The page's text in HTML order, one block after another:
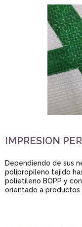
IMPRESION
Dependiendo de sus
polipropileno tejido
polietileno BOPP y
orientado a productos